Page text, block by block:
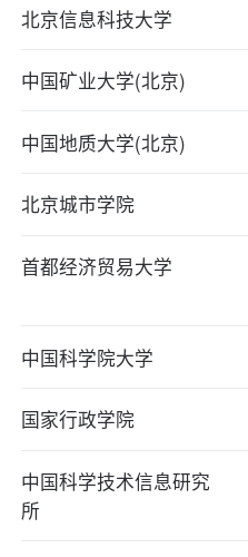
北京信息科技大学
中国矿业大学(北京)
中国地质大学(北京)
北京城市学院
首都经济贸易大学
中国科学院大学
国家行政学院
中国科学技术信息研究
所